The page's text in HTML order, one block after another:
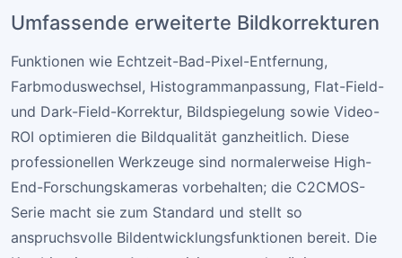
Umfassende erweiterte Bildkorrekturen
Funktionen wie Echtzeit-Bad-Pixel-Entfernung,
Farbmoduswechsel, Histogrammanpassung, Flat-Field-
und Dark-Field-Korrektur, Bildspiegelung sowie Video-
ROI optimieren die Bildqualität ganzheitlich. Diese
professionellen Werkzeuge sind normalerweise High-
End-Forschungs­kameras vorbehalten; die C2CMOS-
Serie macht sie zum Standard und stellt so
anspruchsvolle Bildentwicklungsfunktionen bereit. Die